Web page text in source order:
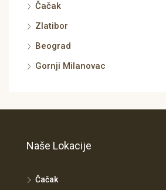
Čačak
Zlatibor
Beograd
Gornji Milanovac
Naše Lokacije
Čačak